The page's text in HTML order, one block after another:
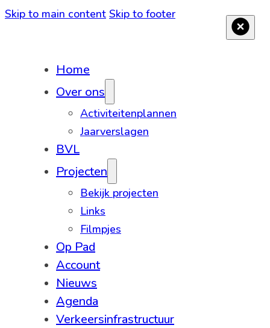
Skip to main content Skip to footer
Home
Over ons
Activiteitenplannen
Jaarverslagen
BVL
Projecten
Bekijk projecten
Links
Filmpjes
Op Pad
Account
Nieuws
Agenda
Verkeersinfrastructuur